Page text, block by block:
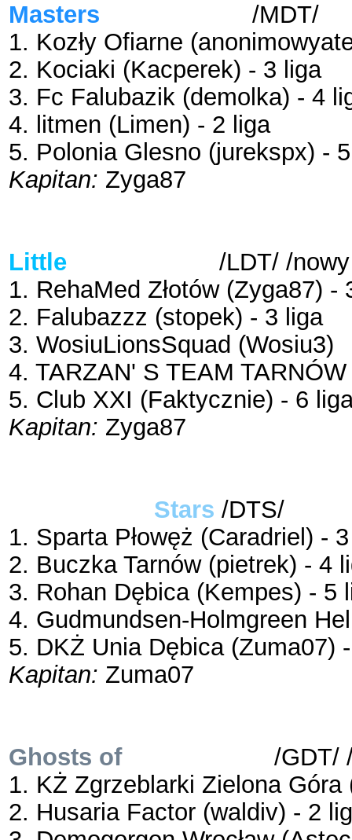
Masters
/MDT/
1. Kozły Ofiarne
2. Kociaki (Kacperek) - 3 liga
3. Fc Falubazik (demolka) - 4
4. litmen (Limen) - 2 liga
5. Polonia Glesno (jurekspx) -
Kapitan: Zyga87
Little
/LDT/ /
1. RehaMed Złotów (Zyga87) -
2. Falubazzz (stopek) - 3 liga
3. WosiuLionsSquad (Wosiu3)
4. TARZAN' S TEAM
5. Club XXI (Faktycznie) - 6
Kapitan: Zyga87
Stars /DTS/
1. Sparta Płowęż (Caradriel) -
2. Buczka Tarnów (pietrek) - 4
3. Rohan Dębica (Kempes) - 5
4. Gudmundsen-Holmgreen
5. DKŻ Unia Dębica (Zuma07)
Kapitan: Zuma07
Ghosts of
/GDT/
1. KŻ Zgrzeblarki Zielona
2. Husaria Factor (waldiv) - 2